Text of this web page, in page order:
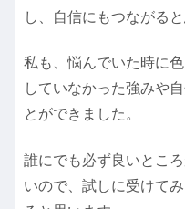
し、自信にもつながると
私も、悩んでいた時に
していなかった強みや
とができました。
誰にでも必ず良いとこ
いので、試しに受けて